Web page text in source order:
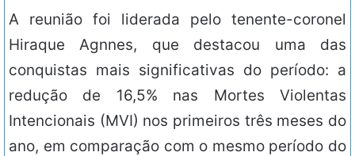
A reunião foi liderada pelo tenente-coronel
Hiraque Agnnes, que destacou uma das
conquistas mais significativas do período: a
redução de 16,5% nas Mortes Violentas
Intencionais (MVI) nos primeiros três meses do
ano, em comparação com o mesmo período do